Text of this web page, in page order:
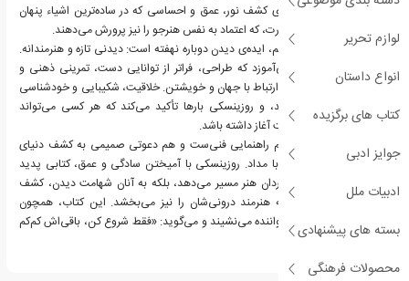
لوازم تحریر
انواع داستان
کتاب های برگزیده
جوایز ادبی
ادبیات ملل
بسته های پیشنهادی
محصولات فرهنگی
صرفا برای تقلید، بلکه برای کشف نور، عمق و احساسی که در ساده‌ترین اشیاء پنهان
است. تمرین‌ها نه تنها مهارت، که اعتماد به نفس هنرجو را نیز پرورش می‌دهند.
در قلب بیایید طراحی کنیم، ایده‌ی دیدن دوباره نهفته است: دیدنی تازه و هنرمندانه.
این کتاب به خواننده می‌آموزد که طراحی، فراتر از توانایی دست، تمرینی ذهنی و
احساسی‌ست؛ راهی برای ارتباط با جهان و خویشتن. خلاقیت، شکیبایی و خودشناسی
از مفاهیم کلیدی کتاب‌اند، و روزینسکی بارها تأکید می‌کند که هر کسی می‌تواند
طراحی کند، اگر فقط جرئت آغاز داشته باشد.
"بیایید طراحی کنیم"، هم راهنمایی فنی‌ست و هم دعوتی صمیمی به کشف دنیای
درون از دریچه‌ی طراحی با مداد. روزینسکی با آمیختن سادگی و عمق، کتابی پدید
آورده که نه تنها به تازه‌واردان هنر مسیر می‌دهد، بلکه به آنان شهامت دیدن، کشف
کردن و رشد بخشیدن به هنرمند درونی‌شان را نیز می‌بخشد. این کتاب، همچون
دوستی مهربان، در کنار خواننده می‌نشیند و می‌گوید: «فقط شروع کن، باقی‌اش کم‌کم
خواهد آمد.»